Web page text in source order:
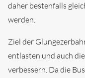
daher bestenfalls
werden.
Ziel der
entlasten und auch
verbessern. Da die